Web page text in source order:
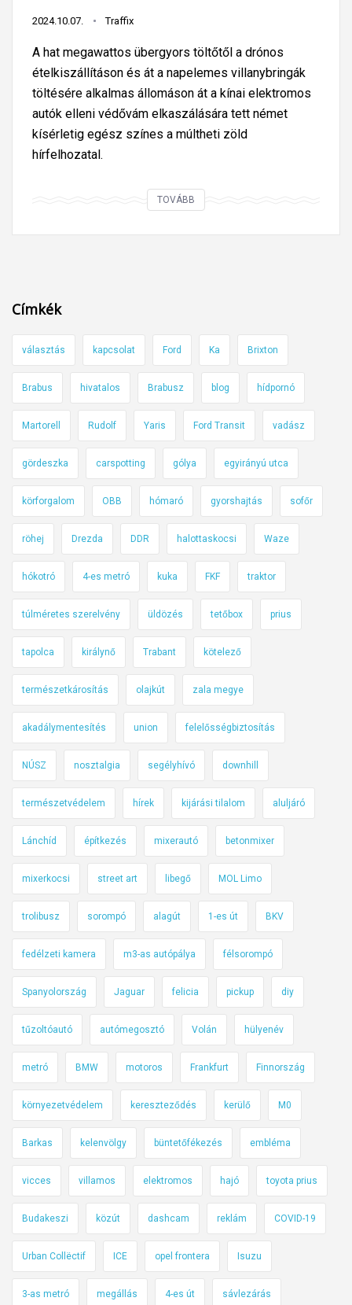
5
,
2
9
2024.10.07. Traffix
A hat megawattos übergyors töltőtől a drónos
ételkiszállításon és át a napelemes villanybringák
töltésére alkalmas állomáson át a kínai elektromos
autók elleni védővám elkaszálására tett német
kísérletig egész színes a múltheti zöld
hírfelhozatal.
TOVÁBB
u
k
a
j
v
ő
b
e
ú
l
t
h
é
t
e
2
4
4
0
.
Címkék
választás kapcsolat Ford Ka Brixton
Brabus hivatalos Brabusz blog hídpornó
Martorell Rudolf Yaris Ford Transit vadász
gördeszka carspotting gólya egyirányú utca
körforgalom OBB hómaró gyorshajtás sofőr
röhej Drezda DDR halottaskocsi Waze
hókotró 4-es metró kuka FKF traktor
túlméretes szerelvény üldözés tetőbox prius
tapolca királynő Trabant kötelező
természetkárosítás olajkút zala megye
akadálymentesítés union felelősségbiztosítás
NÚSZ nosztalgia segélyhívó downhill
természetvédelem hírek kijárási tilalom aluljáró
Lánchíd építkezés mixerautó betonmixer
mixerkocsi street art libegő MOL Limo
trolibusz sorompó alagút 1-es út BKV
fedélzeti kamera m3-as autópálya félsorompó
Spanyolország Jaguar felicia pickup diy
tűzoltóautó autómegosztó Volán hülyenév
metró BMW motoros Frankfurt Finnország
környezetvédelem kereszteződés kerülő M0
Barkas kelenvölgy büntetőfékezés embléma
vicces villamos elektromos hajó toyota prius
Budakeszi közút dashcam reklám COVID-19
Urban Collëctif ICE opel frontera Isuzu
3-as metró megállás 4-es út sávlezárás